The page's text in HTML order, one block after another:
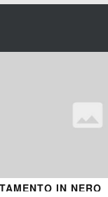
IN NERO